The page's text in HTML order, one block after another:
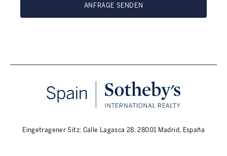
ANFRAGE SENDEN
Eingetragener Sitz: Calle Lagasca 28, 28001 Madrid, España